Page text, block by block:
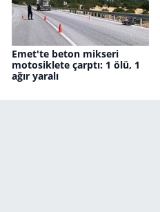
Emet'te beton mikseri
motosiklete çarptı: 1 ölü, 1
ağır yaralı